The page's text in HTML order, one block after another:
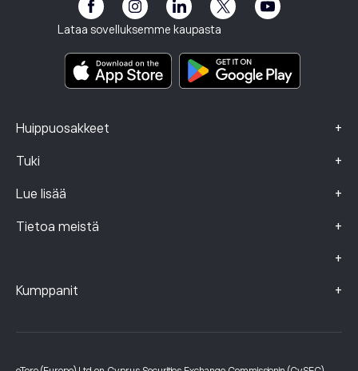
Lataa sovelluksemme kaupasta
Huippuosakkeet +
Tuki +
Lue lisää +
Tietoa meistä +
Julkaisutiedot
+
Käyttöehdot
Keskeistä tietoa sisältävät asiakirjat
Valitustiedot (FCA-asiakkaat)
Kumppanit +
Sijoitusvakuutus